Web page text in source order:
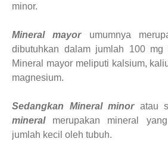
minor.
Mineral mayorumumnya
dibutuhkan dalam jumlah 100
Mineral mayor meliputi kalsium,
magnesium.
Sedangkan Mineral minoratau
mineral merupakan mineral
jumlah kecil oleh tubuh.